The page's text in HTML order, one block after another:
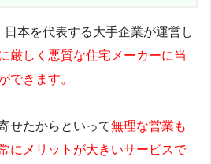
本を代表する大手企業が運営し
厳しく悪質な住宅メーカーに当
できます。
せたからといって無理な営業も
にメリットが大きいサービスで